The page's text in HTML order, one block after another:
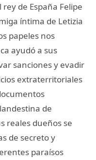
de España Felipe
íntima de Letizia
papeles nos
ayudó a sus
sanciones y evadir
extraterritoriales
de
reales dueños se
de secreto y
paraísos